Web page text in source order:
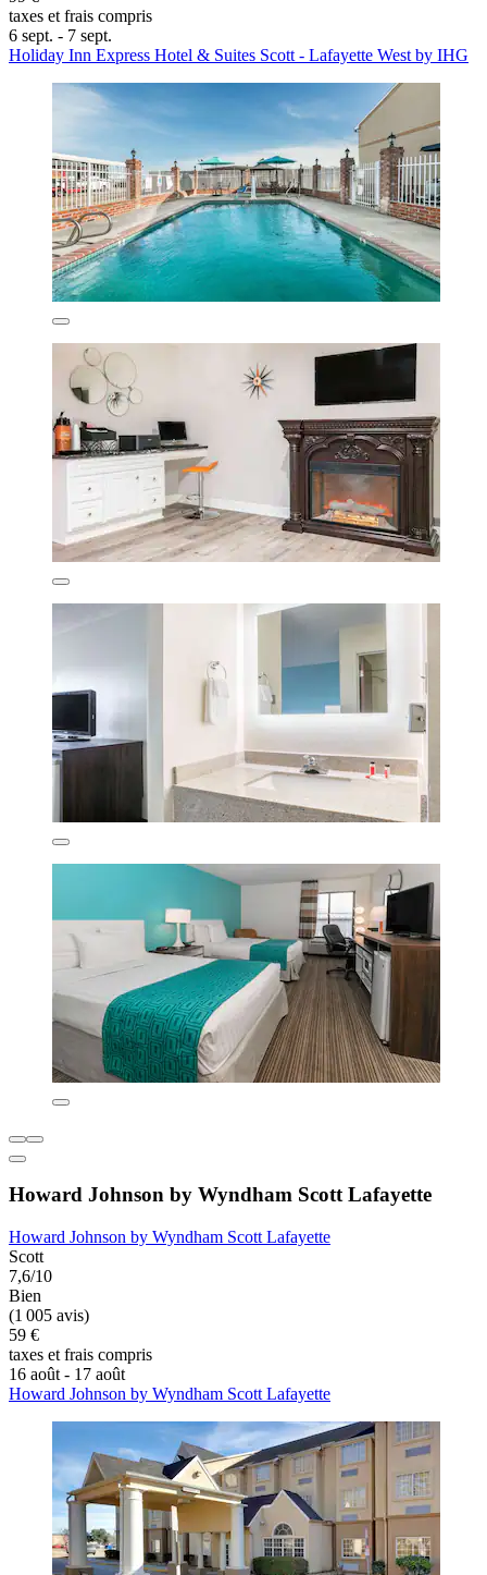
taxes et frais compris
6 sept. - 7 sept.
Holiday Inn Express Hotel & Suites Scott - Lafayette West by IHG
Howard Johnson by Wyndham Scott Lafayette
Howard Johnson by Wyndham Scott Lafayette
Scott
7,6/10
Bien
(1 005 avis)
59 €
taxes et frais compris
16 août - 17 août
Howard Johnson by Wyndham Scott Lafayette